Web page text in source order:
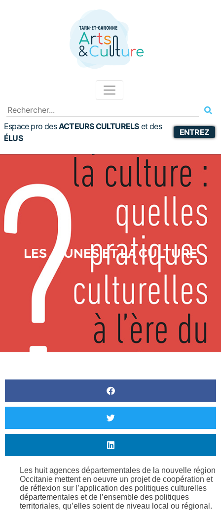
Espace pro desACTEURS CULTURELS etdes
ÉLUS
ENTREZ
LES JEUNES ET LA CULTURE
Les huit agences départementales de la nouvelle région
Occitanie mettent en oeuvre un projet de coopération et
de réflexion sur l’application des politiques culturelles
départementales et de l’ensemble des politiques
territoriales, qu’elles soient de niveau local ou régional.